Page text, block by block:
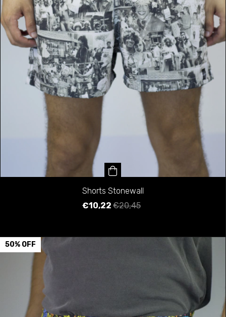
Shorts Stonewall
€10,22 €20,45
50% OFF